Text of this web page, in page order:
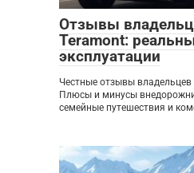
Отзывы
Teramont:
эксплуатации
Честные отзывы владельцев
Плюсы и минусы
семейные путешествия и